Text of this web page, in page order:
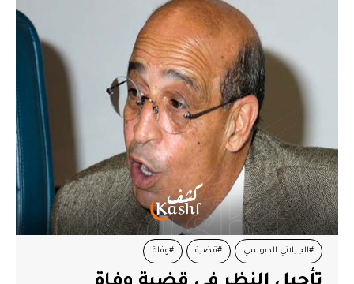
#الجيلاني الدبوسي #قضية #وفاة